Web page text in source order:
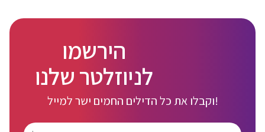
הירשמו
לניוזלטר שלנו
וקבלו את כל הדילים החמים ישר למייל!